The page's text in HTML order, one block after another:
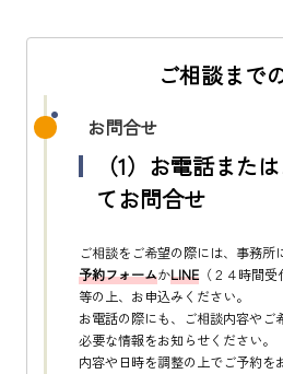
ご相談まで
お問合せ
（1）お電話また
てお問合せ
ご相談をご希望の際には、事務所
予約フォームかLINE（２４時間受
等の上、お申込みください。
お電話の際にも、ご相談内容やご
必要な情報をお知らせください。
内容や日時を調整の上でご予約を